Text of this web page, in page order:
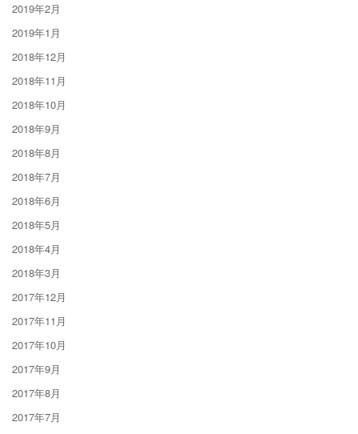
2019年2月
2019年1月
2018年12月
2018年11月
2018年10月
2018年9月
2018年8月
2018年7月
2018年6月
2018年5月
2018年4月
2018年3月
2017年12月
2017年11月
2017年10月
2017年9月
2017年8月
2017年7月